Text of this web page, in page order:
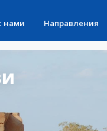
нами Направления